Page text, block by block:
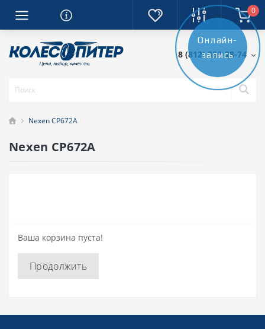
0
8 (812) 389-28-74
Nexen CP672A
Nexen CP672A
Ваша корзина пуста!
Продолжить
Онлайн-
запись